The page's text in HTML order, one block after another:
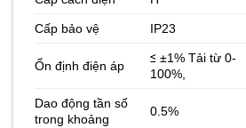
Cấp bảo vệ IP23
Ổn định điện áp
≤ ±1% Tải từ 0-
100%,
Dao động tần số
trong khoảng
0.5%